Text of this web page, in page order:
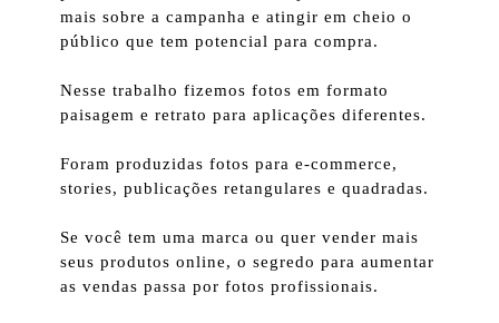
mais sobre a campanha e atingir em cheio o
público que tem potencial para compra.
Nesse trabalho fizemos fotos em formato
paisagem e retrato para aplicações diferentes.
Foram produzidas fotos para e-commerce,
stories, publicações retangulares e quadradas.
Se você tem uma marca ou quer vender mais
seus produtos online, o segredo para aumentar
as vendas passa por fotos profissionais.